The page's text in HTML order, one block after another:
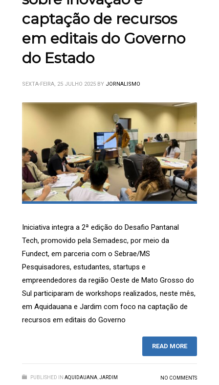
captação de recursos
em editais do Governo
do Estado
SEXTA-FEIRA, 25 JULHO 2025 BY JORNALISMO
Iniciativa integra a 2ª edição do Desafio Pantanal
Tech, promovido pela Semadesc, por meio da
Fundect, em parceria com o Sebrae/MS
Pesquisadores, estudantes, startups e
empreendedores da região Oeste de Mato Grosso do
Sul participaram de workshops realizados, neste mês,
em Aquidauana e Jardim com foco na captação de
recursos em editais do Governo
READ MORE
PUBLISHED IN AQUIDAUANA JARDIM NO COMMENTS